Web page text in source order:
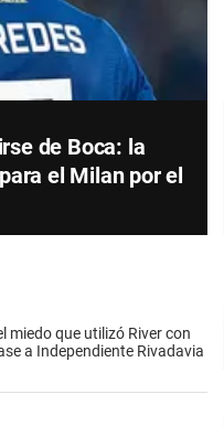
de Boca: la
el Milan por el
miedo que utilizó River con
a Independiente Rivadavia